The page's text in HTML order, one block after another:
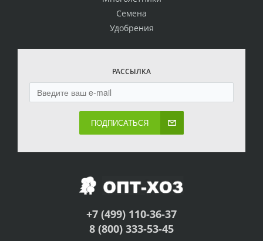
Семена
Удобрения
РАССЫЛКА
ПОДПИСАТЬСЯ
+7 (499) 110-36-37
8 (800) 333-53-45